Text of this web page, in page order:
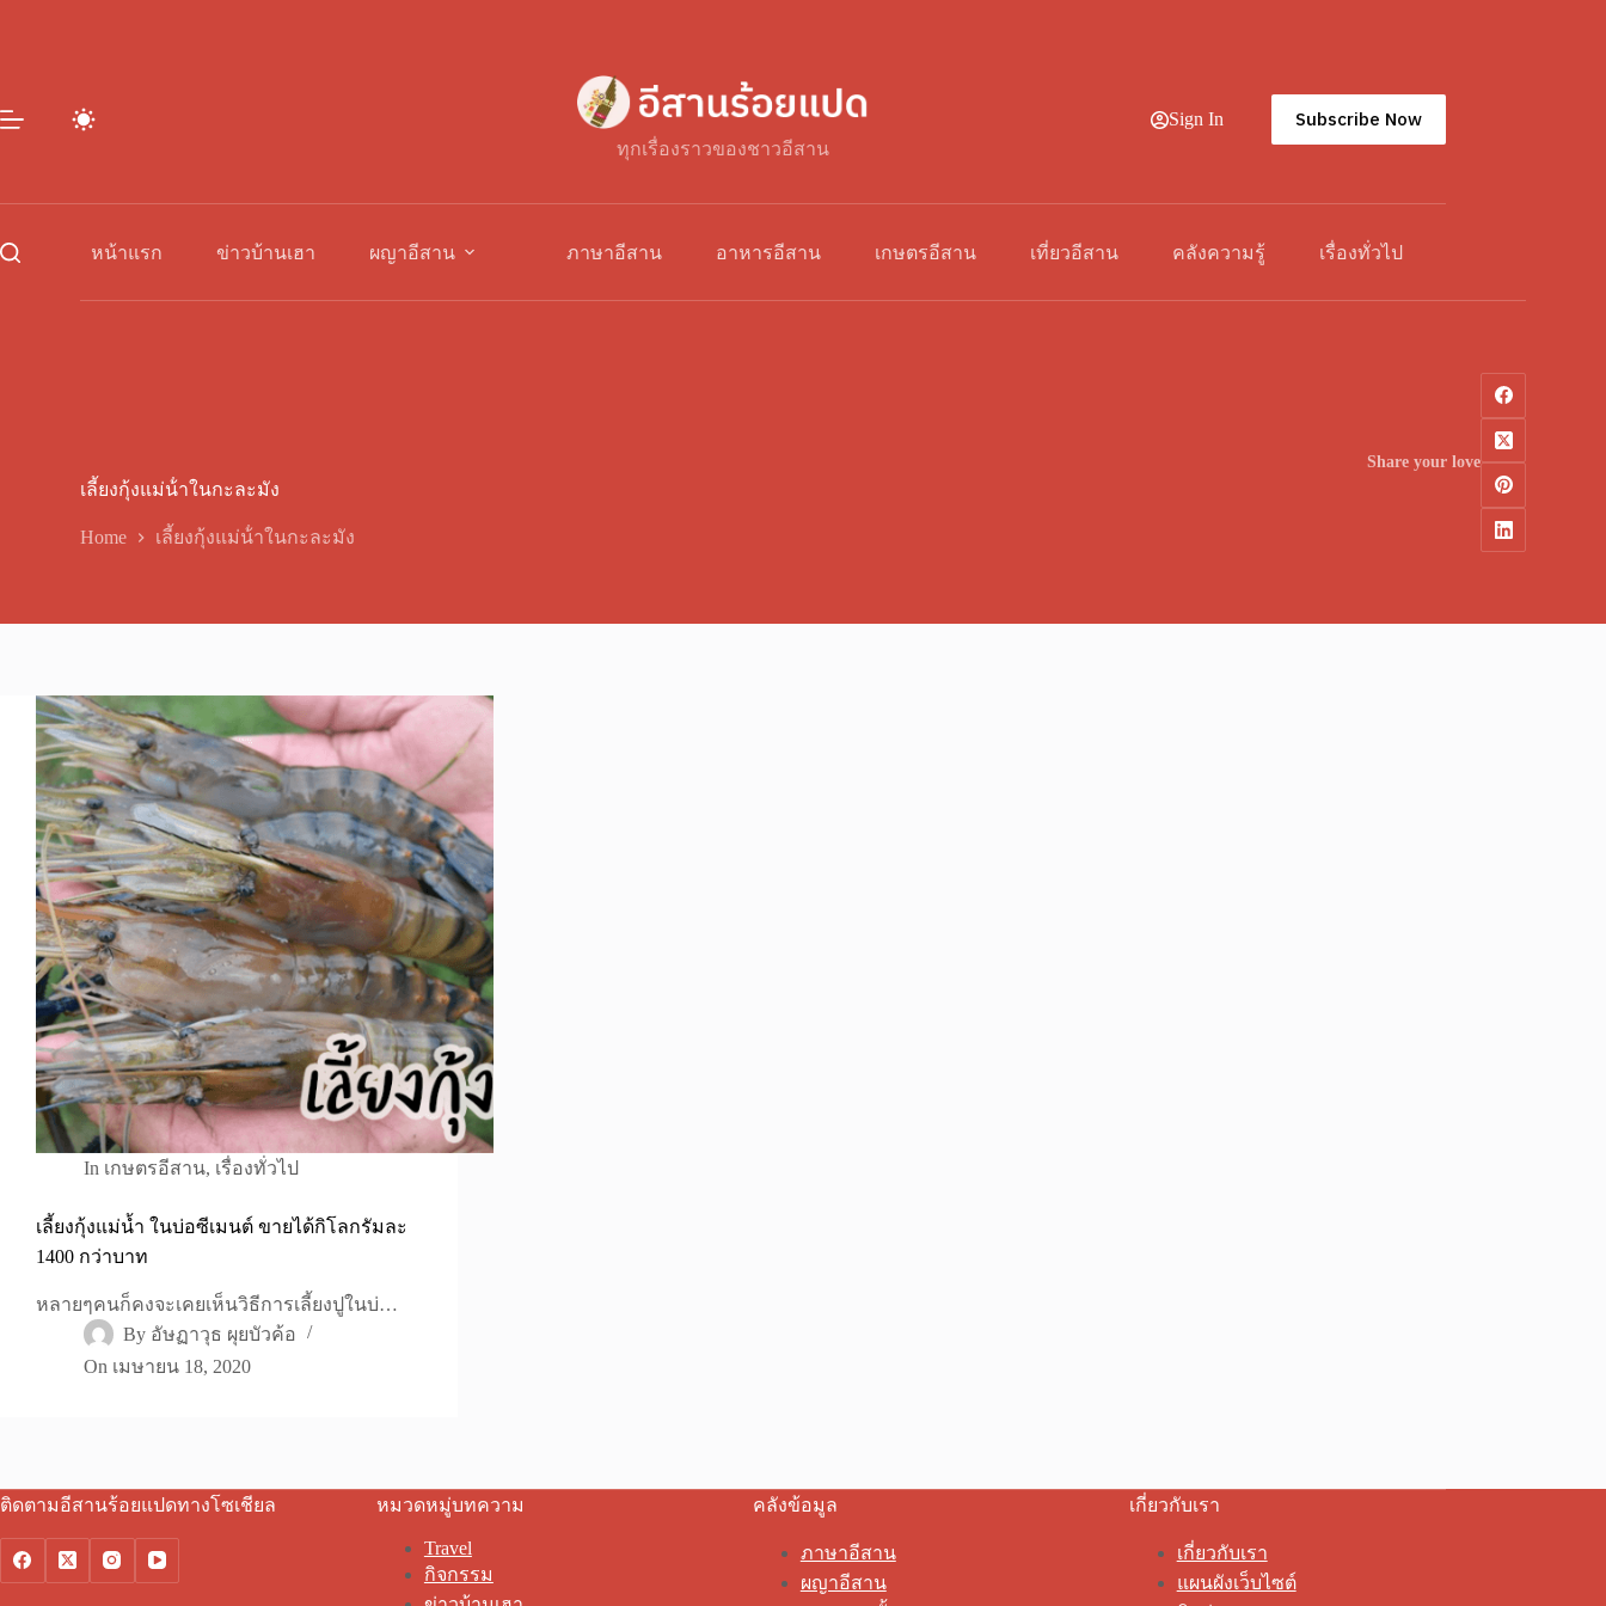
ทุกเรื่องราวของชาวอีสาน
Sign In Subscribe Now
หน้าแรก ข่าวบ้านเฮา ผญาอีสาน ภาษาอีสาน อาหารอีสาน เกษตรอีสาน เที่ยวอีสาน คลังความรู้ เรื่องทั่วไป
เลี้ยงกุ้งแม่น้ําในกะละมัง
Home เลี้ยงกุ้งแม่น้ําในกะละมัง
Share your love
In เกษตรอีสาน, เรื่องทั่วไป
เลี้ยงกุ้งแม่น้ำ ในบ่อซีเมนต์ ขายได้กิโลกรัมละ
1400 กว่าบาท
หลายๆคนก็คงจะเคยเห็นวิธีการเลี้ยงปูในบ่…
By อัษฏาวุธ ผุยบัวค้อ
On เมษายน 18, 2020
ติดตามอีสานร้อยแปดทางโซเชียล หมวดหมู่บทความ
Travel
กิจกรรม
คลังข้อมูล
ภาษาอีสาน
ผญาอีสาน
เกี่ยวกับเรา
เกี่ยวกับเรา
แผนผังเว็บไซต์